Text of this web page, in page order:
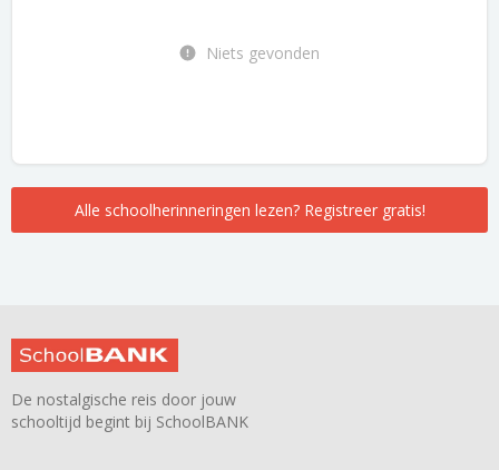
Niets gevonden
Alle schoolherinneringen lezen? Registreer gratis!
De nostalgische reis door jouw
schooltijd begint bij SchoolBANK